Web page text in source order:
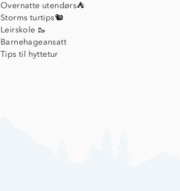
Overnatte utendørs⛺
Storms turtips🐿️
Leirskole 🥾
Barnehageansatt
Tips til hyttetur